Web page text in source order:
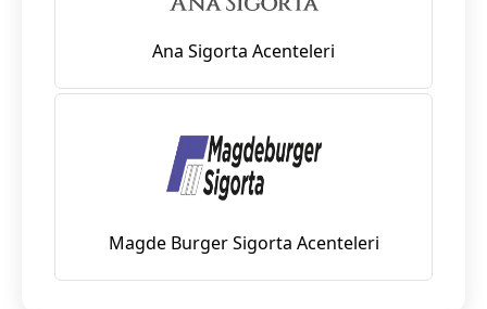
Ana Sigorta Acenteleri
Magde Burger Sigorta Acenteleri